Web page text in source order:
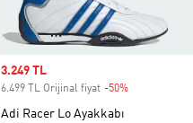
Sale price
3.249 TL
6.499 TL Orijinal fiyat -50%
Adi Racer Lo Ayakkabı